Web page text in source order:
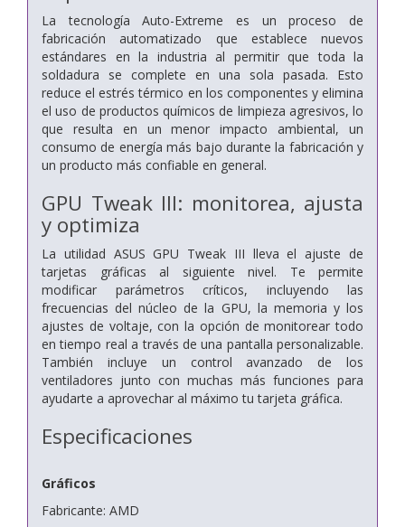
La tecnología Auto-Extreme es un proceso de
fabricación automatizado que establece nuevos
estándares en la industria al permitir que toda la
soldadura se complete en una sola pasada. Esto
reduce el estrés térmico en los componentes y elimina
el uso de productos químicos de limpieza agresivos, lo
que resulta en un menor impacto ambiental, un
consumo de energía más bajo durante la fabricación y
un producto más confiable en general.
GPU Tweak III: monitorea, ajusta
y optimiza
La utilidad ASUS GPU Tweak III lleva el ajuste de
tarjetas gráficas al siguiente nivel. Te permite
modificar parámetros críticos, incluyendo las
frecuencias del núcleo de la GPU, la memoria y los
ajustes de voltaje, con la opción de monitorear todo
en tiempo real a través de una pantalla personalizable.
También incluye un control avanzado de los
ventiladores junto con muchas más funciones para
ayudarte a aprovechar al máximo tu tarjeta gráfica.
Especificaciones
Gráficos
Fabricante: AMD